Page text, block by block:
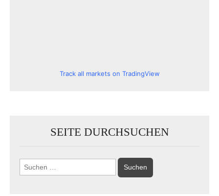
Track all markets on TradingView
SEITE DURCHSUCHEN
Suchen
nach: